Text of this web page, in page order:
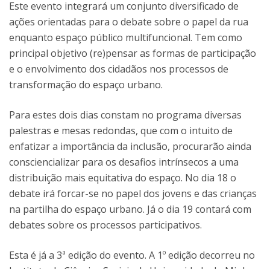
Este evento integrará um conjunto diversificado de
ações orientadas para o debate sobre o papel da rua
enquanto espaço público multifuncional. Tem como
principal objetivo (re)pensar as formas de participação
e o envolvimento dos cidadãos nos processos de
transformação do espaço urbano.
Para estes dois dias constam no programa diversas
palestras e mesas redondas, que com o intuito de
enfatizar a importância da inclusão, procurarão ainda
consciencializar para os desafios intrínsecos a uma
distribuição mais equitativa do espaço. No dia 18 o
debate irá forcar-se no papel dos jovens e das crianças
na partilha do espaço urbano. Já o dia 19 contará com
debates sobre os processos participativos.
Esta é já a 3ª edição do evento. A 1º edição decorreu no